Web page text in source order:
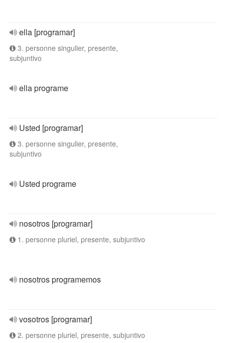
ella [programar]
3. personne singulier, presente,
subjuntivo
ella programe
Usted [programar]
3. personne singulier, presente,
subjuntivo
Usted programe
nosotros [programar]
1. personne pluriel, presente, subjuntivo
nosotros programemos
vosotros [programar]
2. personne pluriel, presente, subjuntivo